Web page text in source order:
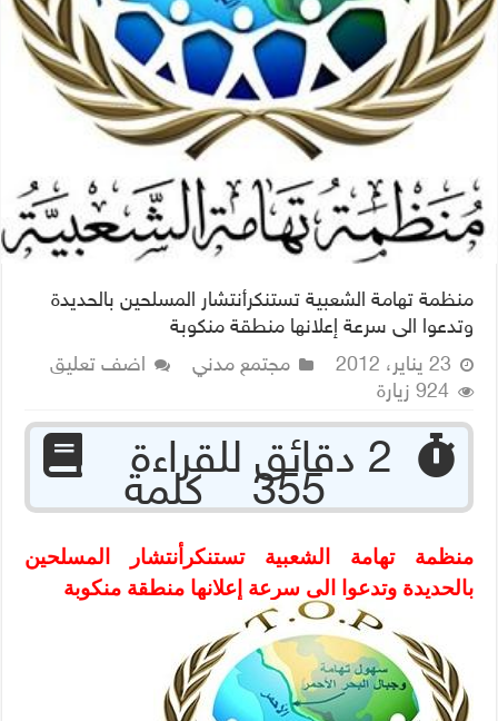
منظمة تهامة الشعبية تستنكرأنتشار المسلحين بالحديدة
وتدعوا الى سرعة إعلانها منطقة منكوبة
23 يناير، 2012
مجتمع مدني
اضف تعليق
924 زيارة
355 كلمة
منظمة تهامة الشعبية تستنكرأنتشار المسلحين
بالحديدة وتدعوا الى سرعة إعلانها منطقة منكوبة